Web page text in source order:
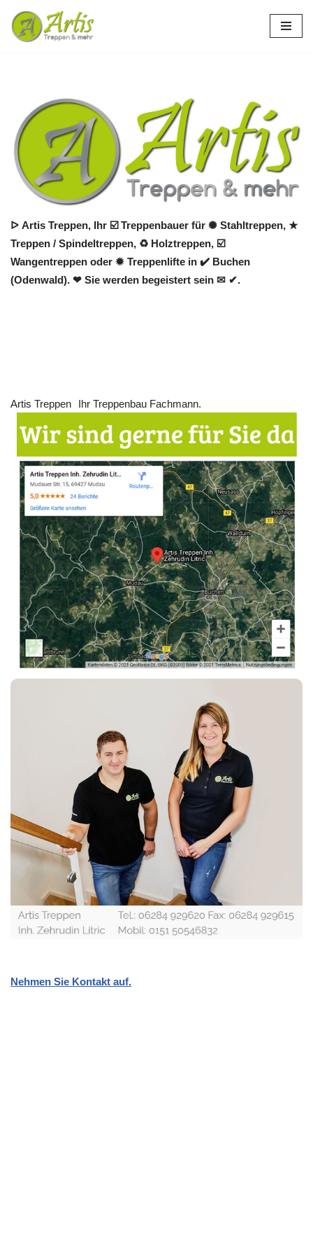
Zum
ᐅ Artis Treppen, Ihr ☑️ Treppenbauer für ✺ Stahltreppen, ★
Treppen / Spindeltreppen, ♻ Holztreppen, ☑️
Wangentreppen oder ✹ Treppenlifte in ✔️ Buchen
(Odenwald). ❤ Sie werden begeistert sein ✉ ✔.
Artis Treppen Ihr Treppenbau Fachmann.
Nehmen Sie Kontakt auf.